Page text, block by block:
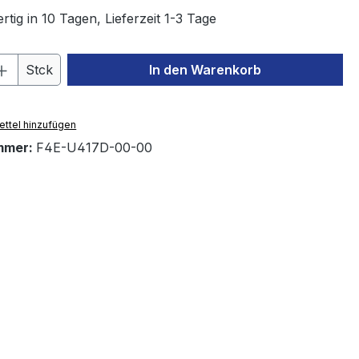
in 10 Tagen, Lieferzeit 1-3 Tage
Anzahl: Gib den gewünschten Wert
Stck In den Warenkorb
hinzufügen
F4E-U417D-00-00